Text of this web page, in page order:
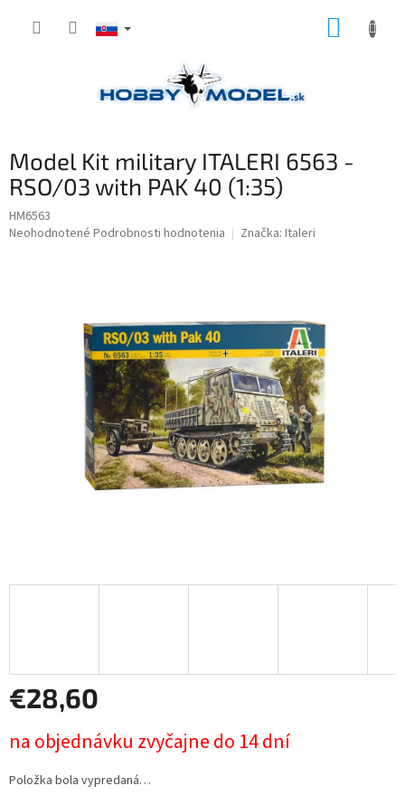
Model Kit military ITALERI 6563 -
RSO/03 with PAK 40 (1:35)
HM6563
Priemerné
Neohodnotené Podrobnosti hodnotenia Značka: Italeri
€28,60
cena:
na objednávku zvyčajne do 14 dní
Položka bola vypredaná…